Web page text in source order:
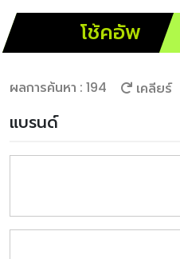
โช้คอัพ
ผลการค้นหา : 194 เคลียร์
แบรนด์